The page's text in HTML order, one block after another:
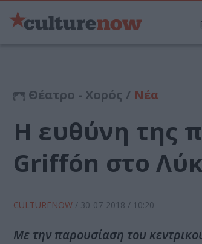
Θέατρο - Χορός / Νέα
Η ευθύνη της
Griffón στο
CULTURENOW / 30-07-2018 / 10:20
Με την παρουσίαση του